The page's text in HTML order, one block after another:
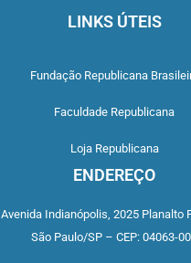
LINKS ÚTEIS
Fundação Republicana
Faculdade Republicana
Loja Republicana
ENDEREÇO
Avenida Indianópolis, 2025 Planalto
São Paulo/SP – CEP: 04063-